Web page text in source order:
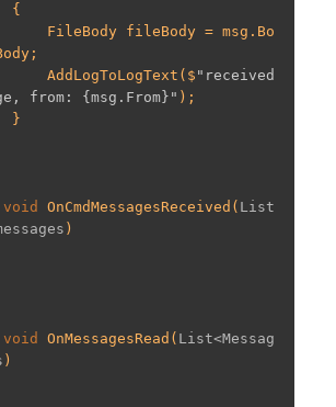
{
                AddLogToLogText($
"received
from: {msg.From}" );
void OnCmdMessagesReceived ( List
)
void OnMessagesRead ( List<Messag
)